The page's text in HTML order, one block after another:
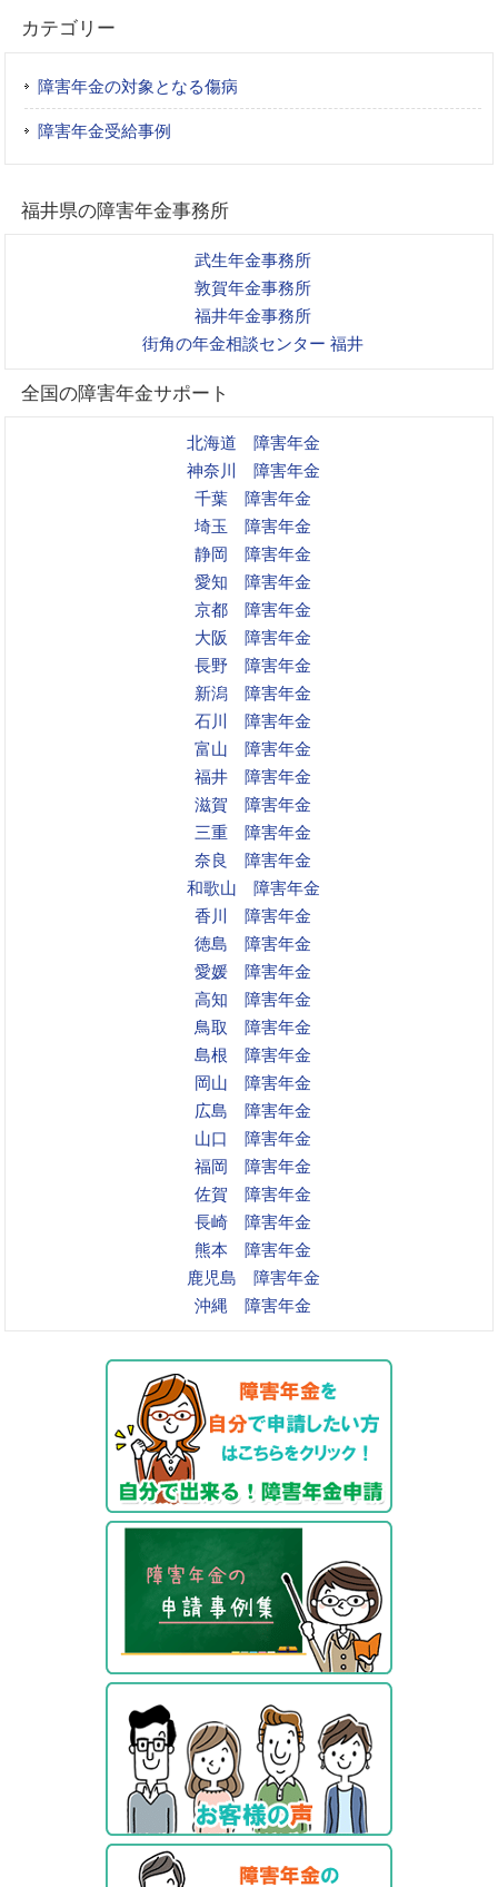
カテゴリー
障害年金の対象となる傷病
障害年金受給事例
福井県の障害年金事務所
武生年金事務所
敦賀年金事務所
福井年金事務所
街角の年金相談センター 福井
全国の障害年金サポート
北海道 障害年金
神奈川 障害年金
千葉 障害年金
埼玉 障害年金
静岡 障害年金
愛知 障害年金
京都 障害年金
大阪 障害年金
長野 障害年金
新潟 障害年金
石川 障害年金
富山 障害年金
福井 障害年金
滋賀 障害年金
三重 障害年金
奈良 障害年金
和歌山 障害年金
香川 障害年金
徳島 障害年金
愛媛 障害年金
高知 障害年金
鳥取 障害年金
島根 障害年金
岡山 障害年金
広島 障害年金
山口 障害年金
福岡 障害年金
佐賀 障害年金
長崎 障害年金
熊本 障害年金
鹿児島 障害年金
沖縄 障害年金